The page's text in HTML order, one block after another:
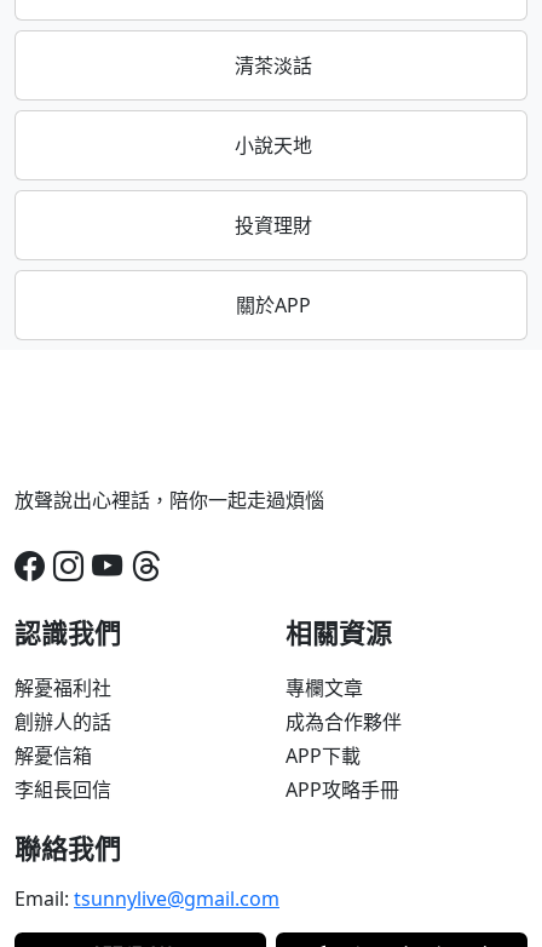
清茶淡話
小說天地
投資理財
關於APP
放聲說出心裡話，陪你一起走過煩惱
認識我們
解憂福利社
創辦人的話
解憂信箱
李組長回信
相關資源
專欄文章
成為合作夥伴
APP下載
APP攻略手冊
聯絡我們
Email: tsunnylive@gmail.com